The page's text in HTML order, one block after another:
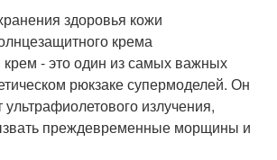
здоровья кожи
крема
- это один из самых важных
рюкзаке супермоделей. Он
излучения,
преждевременные морщины и